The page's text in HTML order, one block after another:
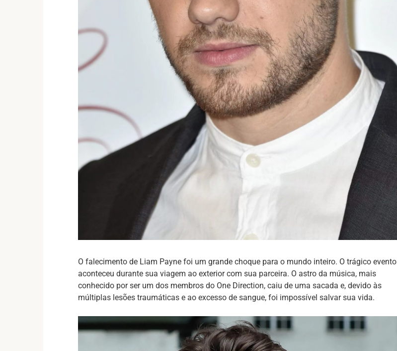
O falecimento de Liam Payne foi um grande choque para o mundo inteiro. O trágico evento
aconteceu durante sua viagem ao exterior com sua parceira. O astro da música, mais
conhecido por ser um dos membros do One Direction, caiu de uma sacada e, devido às
múltiplas lesões traumáticas e ao excesso de sangue, foi impossível salvar sua vida.